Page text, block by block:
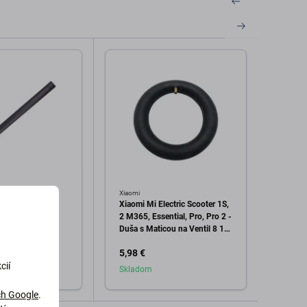
Xiaomi
Xiaomi Mi Electric Scooter 1S,
2 M365, Essential, Pro, Pro 2 -
Duša s Maticou na Ventil 8 1/2
5,98 €
Skladom
Google.